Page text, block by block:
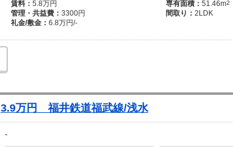
賃料： 5.8万円
管理・共益費： 3300円
礼金/敷金： 6.8万円/-
専有面積： 51.46m2
間取り： 2LDK
3.9万円 福井鉄道福武線/浅水
-